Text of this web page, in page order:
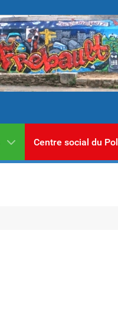
Centre social du